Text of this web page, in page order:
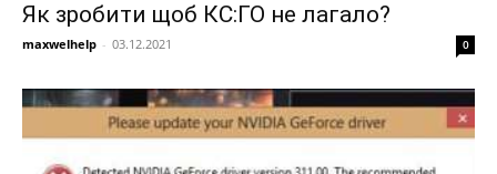
Як зробити щоб КС:ГО не лагало?
maxwelhelp - 03.12.2021 0